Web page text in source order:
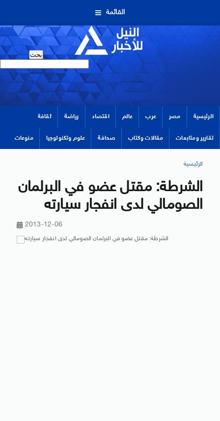
القائمة
الرئيسية مصر عرب عالم اقتصاد رياضة ثقافة
تقارير ومتابعات مقالات وكتاب صحافة علوم وتكنولوجيا منوعات
الرئيسية
الشرطة: مقتل عضو في البرلمان
الصومالي لدى انفجار سيارته
2013-12-06